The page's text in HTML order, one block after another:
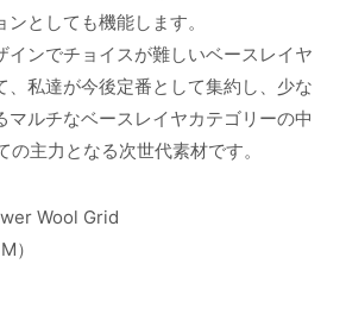
としても機能します。
インでチョイスが難しいベースレイヤ
、私達が今後定番として集約し、少な
マルチなベースレイヤカテゴリーの中
主力となる次世代素材です。
Wool Grid
）